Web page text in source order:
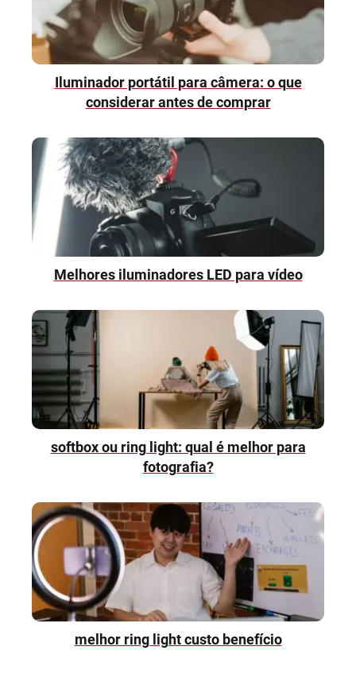
Iluminador portátil para câmera: o que
considerar antes de comprar
Melhores iluminadores LED para vídeo
softbox ou ring light: qual é melhor para
fotografia?
melhor ring light custo benefício